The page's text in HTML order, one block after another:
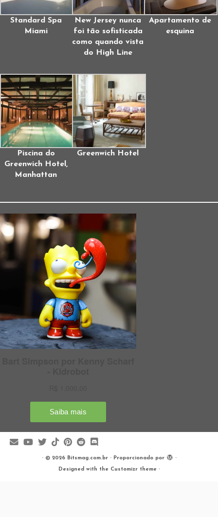
Standard Spa
Miami
New Jersey nunca
foi tão sofisticada
como quando vista
do High Line
Apartamento de
esquina
Piscina do
Greenwich Hotel,
Manhattan
Greenwich Hotel
· © 2026 Bitsmag.com.br· Proporcionado por ·
Designed with the Customizr theme ·